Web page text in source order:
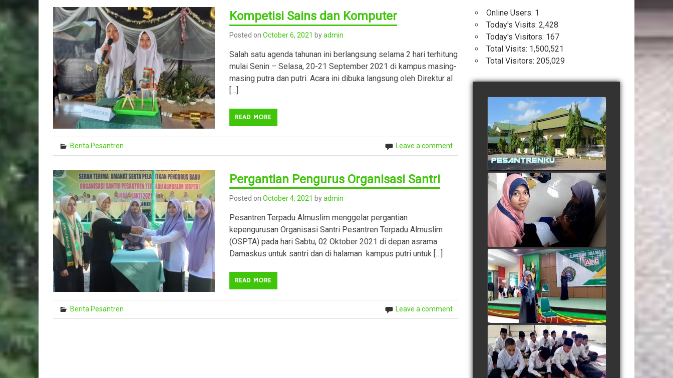
Kompetisi Sains dan Komputer
Posted onOctober 6, 2021 byadmin
Salah satu agenda tahunan ini berlangsung selama 2 hari terhitung
mulai Senin – Selasa, 20-21 September 2021 di kampus masing-
masing putra dan putri. Acara ini dibuka langsung oleh Direktur al
[…]
READ MORE
Berita Pesantren Leave a comment
Pergantian Pengurus Organisasi Santri
Posted onOctober 4, 2021 byadmin
Pesantren Terpadu Almuslim menggelar pergantian
kepengurusan Organisasi Santri Pesantren Terpadu Almuslim
(OSPTA) pada hari Sabtu, 02 Oktober 2021 di depan asrama
Damaskus untuk santri dan di halaman kampus putri untuk […]
READ MORE
Berita Pesantren Leave a comment
Online Users: 1
Today's Visits: 2,428
Today's Visitors: 167
Total Visits: 1,500,521
Total Visitors: 205,029
Profil Pesantren Terpadu
Almuslim Peusangan
watch video
Suasana Belajar Mandiri
Menjelang Ujian Semester
watch video
Adegan Santri Drama
Bahasa Inggris
watch video
Listening "Save Me From
Myself"
watch video